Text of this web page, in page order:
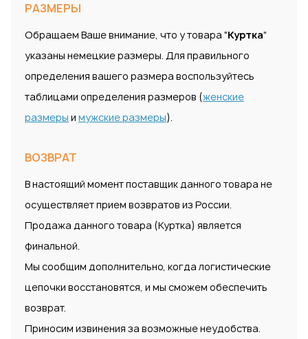
РАЗМЕРЫ
Обращаем Ваше внимание, что у товара "Куртка"
указаны немецкие размеры. Для правильного
определения вашего размера воспользуйтесь
таблицами определения размеров (женские
размеры и мужские размеры).
ВОЗВРАТ
В настоящий момент поставщик данного товара не
осуществляет прием возвратов из России.
Продажа данного товара (Куртка) является
финальной.
Мы сообщим дополнительно, когда логистические
цепочки восстановятся, и мы сможем обеспечить
возврат.
Приносим извинения за возможные неудобства.